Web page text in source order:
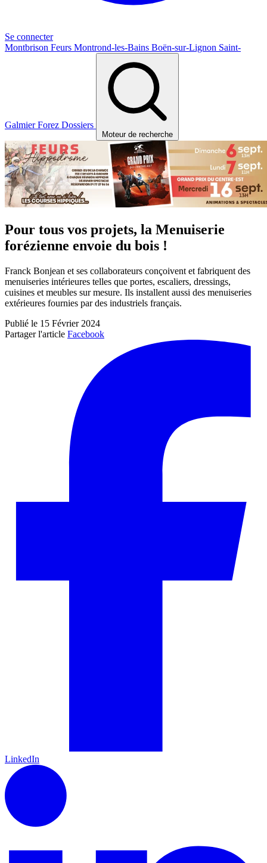
Se connecter
Montbrison Feurs Montrond-les-Bains Boën-sur-Lignon Saint-
GalmierForez Dossiers
Moteur de recherche
Pour tous vos projets, la Menuiserie
forézienne envoie du bois !
Franck Bonjean et ses collaborateurs conçoivent et fabriquent des
menuiseries intérieures telles que portes, escaliers, dressings,
cuisines et meubles sur mesure. Ils installent aussi des menuiseries
extérieures fournies par des industriels français.
Publié le 15 Février 2024
Partager l'article Facebook
LinkedIn